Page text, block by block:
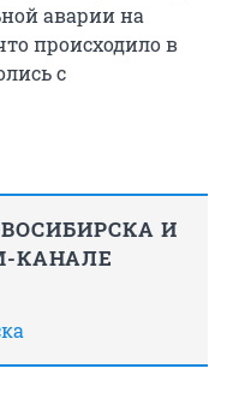
аварии на
происходило в
с
И
КАНАЛЕ